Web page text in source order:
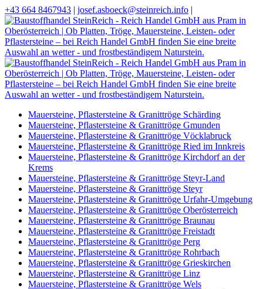
+43 664 8467943 | josef.asboeck@steinreich.info |
Mauersteine, Pflastersteine & Granittröge Schärding
Mauersteine, Pflastersteine & Granittröge Gmunden
Mauersteine, Pflastersteine & Granittröge Vöcklabruck
Mauersteine, Pflastersteine & Granittröge Ried im Innkreis
Mauersteine, Pflastersteine & Granittröge Kirchdorf an der
Krems
Mauersteine, Pflastersteine & Granittröge Steyr-Land
Mauersteine, Pflastersteine & Granittröge Steyr
Mauersteine, Pflastersteine & Granittröge Urfahr-Umgebung
Mauersteine, Pflastersteine & Granittröge Oberösterreich
Mauersteine, Pflastersteine & Granittröge Braunau
Mauersteine, Pflastersteine & Granittröge Freistadt
Mauersteine, Pflastersteine & Granittröge Perg
Mauersteine, Pflastersteine & Granittröge Rohrbach
Mauersteine, Pflastersteine & Granittröge Grieskirchen
Mauersteine, Pflastersteine & Granittröge Linz
Mauersteine, Pflastersteine & Granittröge Wels